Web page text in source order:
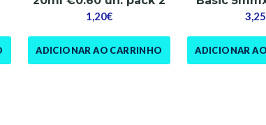
1,20€
ADICIONAR AO CARRINHO ADICIONAR